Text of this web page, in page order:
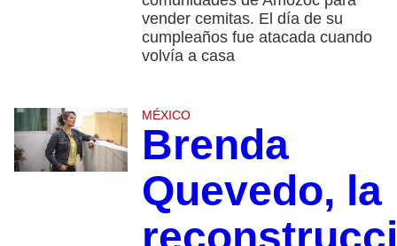
vender cemitas. El día de su
cumpleaños fue atacada cuando
volvía a casa
MÉXICO
Brenda
Quevedo, la